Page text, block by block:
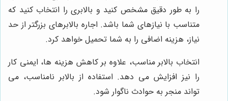
را به طور دقیق مشخص کنید و بالابری را انتخاب کنید که
متناسب با نیازهای شما باشد. اجاره بالابرهای بزرگتر از حد
نیاز، هزینه اضافی را به شما تحمیل خواهد کرد.
انتخاب بالابر مناسب، علاوه بر کاهش هزینه ها، ایمنی کار
را نیز افزایش می دهد. استفاده از بالابر نامناسب، می
تواند منجر به حوادث ناگوار شود.